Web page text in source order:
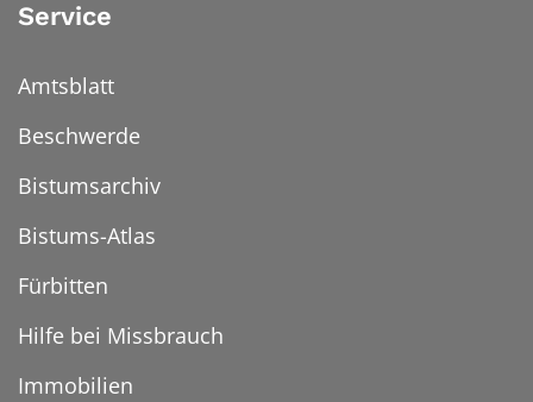
Service
Amtsblatt
Beschwerde
Bistumsarchiv
Bistums-Atlas
Fürbitten
Hilfe bei Missbrauch
Immobilien